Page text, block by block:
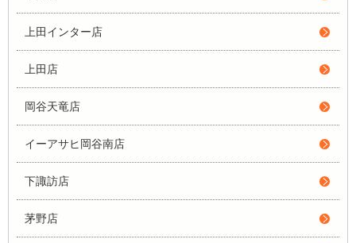
上田インター店
上田店
岡谷天竜店
イーアサヒ岡谷南店
下諏訪店
茅野店